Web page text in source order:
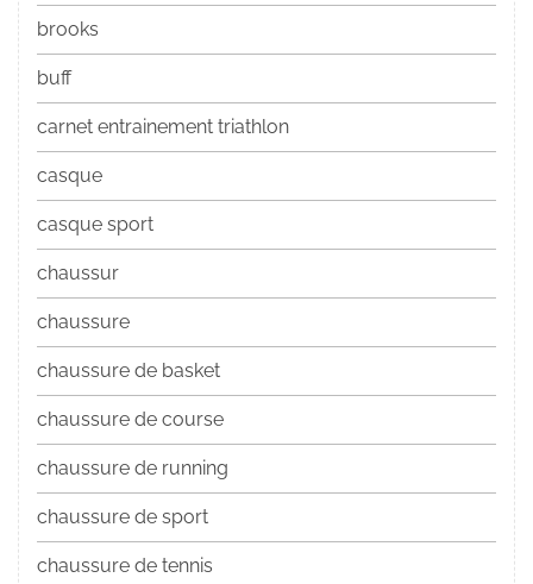
brooks
buff
carnet entrainement triathlon
casque
casque sport
chaussur
chaussure
chaussure de basket
chaussure de course
chaussure de running
chaussure de sport
chaussure de tennis